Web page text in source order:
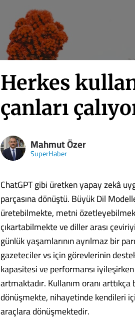
Herkes
çanları
Mahmut Özer
SuperHaber
ChatGPT gibi üretken yapay zekâ
parçasına dönüştü. Büyük Dil
üretebilmekte, metni
çıkartabilmekte ve diller arası
günlük yaşamlarının ayrılmaz bir
gazeteciler vs için görevlerinin
kapasitesi ve performansı
artmaktadır. Kullanım oranı
dönüşmekte, nihayetinde kendileri
araçlara dönüşmektedir.